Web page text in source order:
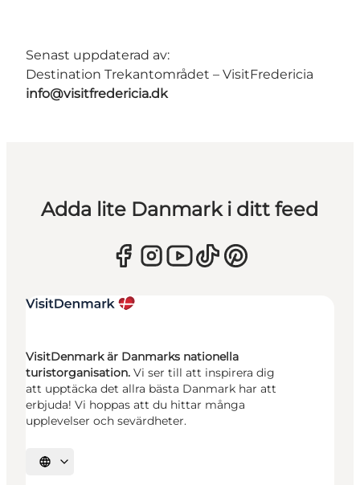
Senast uppdaterad av:
Destination Trekantområdet – VisitFredericia
info@visitfredericia.dk
Adda lite Danmark i ditt feed
VisitDenmark är Danmarks nationella
turistorganisation. Vi ser till att inspirera dig
att upptäcka det allra bästa Danmark har att
erbjuda! Vi hoppas att du hittar många
upplevelser och sevärdheter.
Välj språk